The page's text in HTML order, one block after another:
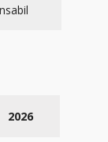
2026